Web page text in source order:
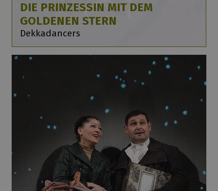
DIE PRINZESSIN MIT DEM
GOLDENEN STERN
Dekkadancers